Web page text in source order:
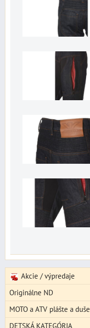
Akcie / výpredaje
Originálne ND
MOTO a ATV plášte a duše
DETSKÁ KATEGÓRIA